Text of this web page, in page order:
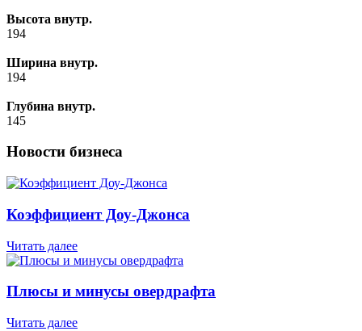
Высота внутр.
194
Ширина внутр.
194
Глубина внутр.
145
Новости бизнеса
Коэффициент Доу-Джонса
Читать далее
Плюсы и минусы овердрафта
Читать далее